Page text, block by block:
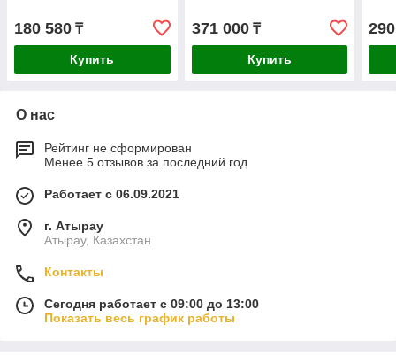
180 580 ₸
Купить
371 000₸
Купить
О нас
Рейтинг не сформирован
Менее 5 отзывов за последний год
Работает с 06.09.2021
г. Атырау
Атырау, Казахстан
Контакты
Сегодня работает с 09:00 до 13:00
Показать весь график работы